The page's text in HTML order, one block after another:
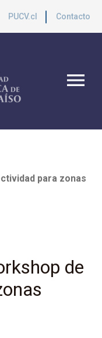
PUCV.cl Contacto
menu
para zonas
de